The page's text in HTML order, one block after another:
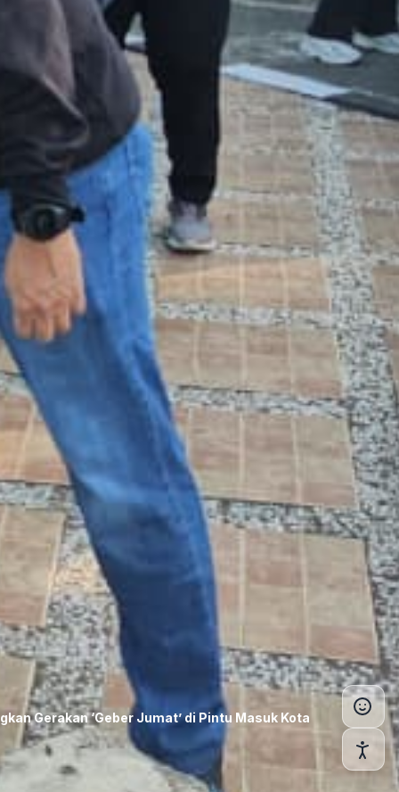
Gerakan ‘Geber Jumat’ di Pintu Masuk Kota
Atur Ukuran Teks
- +
Atur Tinggi Baris
- +
|A|Spasi Teks
Normal Besar
Rata Tulisan